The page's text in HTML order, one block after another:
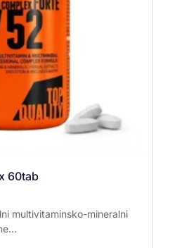
60tab
multivitaminsko-mineralni